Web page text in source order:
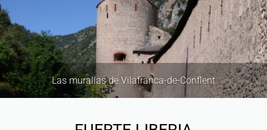
Las murallas de Vilafranca-de-Conflent